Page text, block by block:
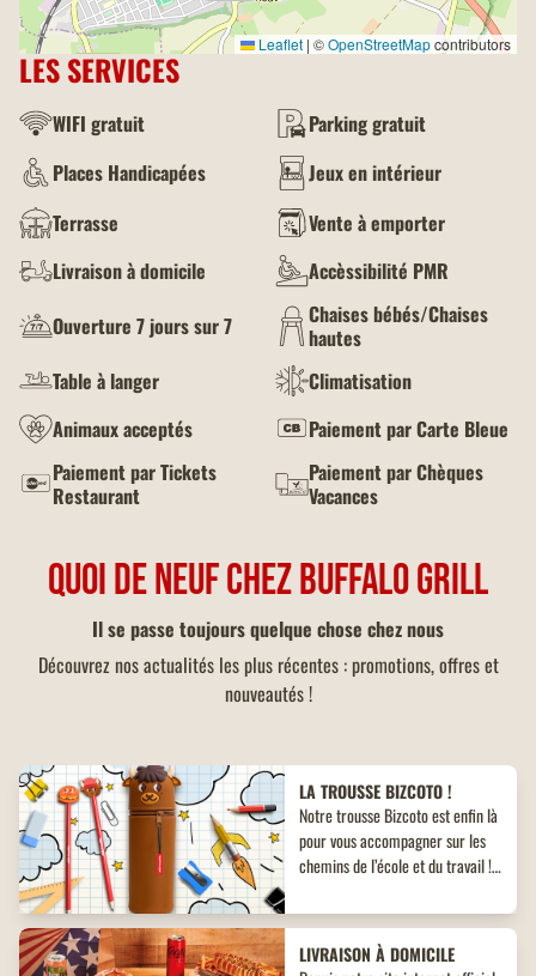
Leaflet | ©OpenStreetMapcontributors
LES SERVICES
WIFI gratuit
Parking gratuit
Places Handicapées
Jeux en intérieur
Terrasse
Vente à emporter
Livraison à domicile
Accèssibilité PMR
Ouverture 7 jours sur 7
Chaises bébés/Chaises
hautes
Table à langer
Climatisation
Animaux acceptés
Paiement par Carte Bleue
Paiement par Tickets
Restaurant
Paiement par Chèques
Vacances
QUOI DE NEUF CHEZ BUFFALO GRILL
Il se passe toujours quelque chose chez nous
Découvrez nos actualités les plus récentes : promotions, offres et
nouveautés !
LA TROUSSE BIZCOTO !
Notre trousse Bizcoto est enfin là
pour vous accompagner sur les
chemins de l’école et du travail !
inédit à ne pas manquer !
LIVRAISON À DOMICILE